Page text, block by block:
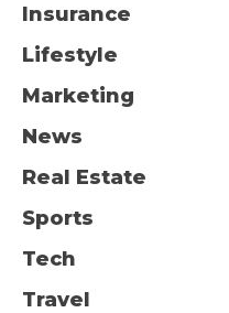
Insurance
Lifestyle
Marketing
News
Real Estate
Sports
Tech
Travel